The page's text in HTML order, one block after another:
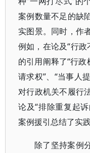
案例数量不足的缺
实图景。同时，作
例如，在论及“行
的引用阐释了“行
请求权”、“当事人
对行政机关不履行
论及“排除重复起
案例援引总结了实
除了坚持案例